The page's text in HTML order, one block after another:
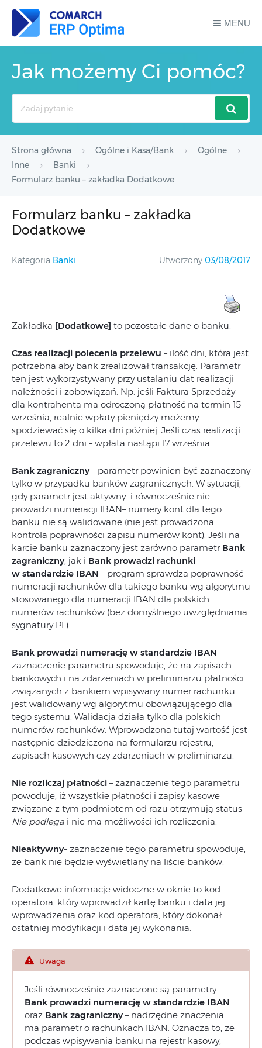
MENU
Jak możemy Ci pomóc?
Strona główna Ogólne i Kasa/Bank
Ogólne
Inne
Banki
Formularz banku – zakładka Dodatkowe
Formularz banku – zakładka
Dodatkowe
Kategoria Banki Utworzony 03/08/2017
Zakładka [Dodatkowe] to pozostałe dane o banku:
Czas realizacji polecenia przelewu – ilość dni, która jest
potrzebna aby bank zrealizował transakcję. Parametr
ten jest wykorzystywany przy ustalaniu dat realizacji
należności i zobowiązań. Np. jeśli Faktura Sprzedaży
dla kontrahenta ma odroczoną płatność na termin 15
września, realnie wpłaty pieniędzy możemy
spodziewać się o kilka dni później. Jeśli czas realizacji
przelewu to 2 dni – wpłata nastąpi 17 września.
Bank zagraniczny – parametr powinien być zaznaczony
tylko w przypadku banków zagranicznych. W sytuacji,
gdy parametr jest aktywny i równocześnie nie
prowadzi numeracji IBAN– numery kont dla tego
banku nie są walidowane (nie jest prowadzona
kontrola poprawności zapisu numerów kont). Jeśli na
karcie banku zaznaczony jest zarówno parametr Bank
zagraniczny, jak i Bank prowadzi rachunki
w standardzie IBAN – program sprawdza poprawność
numeracji rachunków dla takiego banku wg algorytmu
stosowanego dla numeracji IBAN dla polskich
numerów rachunków (bez domyślnego uwzględniania
sygnatury PL).
Bank prowadzi numerację w standardzie IBAN –
zaznaczenie parametru spowoduje, że na zapisach
bankowych i na zdarzeniach w preliminarzu płatności
związanych z bankiem wpisywany numer rachunku
jest walidowany wg algorytmu obowiązującego dla
tego systemu. Walidacja działa tylko dla polskich
numerów rachunków. Wprowadzona tutaj wartość jest
następnie dziedziczona na formularzu rejestru,
zapisach kasowych czy zdarzeniach w preliminarzu.
Nie rozliczaj płatności – zaznaczenie tego parametru
powoduje, iż wszystkie płatności i zapisy kasowe
związane z tym podmiotem od razu otrzymują status
Nie podlega i nie ma możliwości ich rozliczenia.
Nieaktywny– zaznaczenie tego parametru spowoduje,
że bank nie będzie wyświetlany na liście banków.
Dodatkowe informacje widoczne w oknie to kod
operatora, który wprowadził kartę banku i data jej
wprowadzenia oraz kod operatora, który dokonał
ostatniej modyfikacji i data jej wykonania.
Uwaga
Jeśli równocześnie zaznaczone są parametry
Bank prowadzi numerację w standardzie IBAN
oraz Bank zagraniczny – nadrzędne znaczenia
ma parametr o rachunkach IBAN. Oznacza to, że
podczas wpisywania banku na rejestr kasowy,